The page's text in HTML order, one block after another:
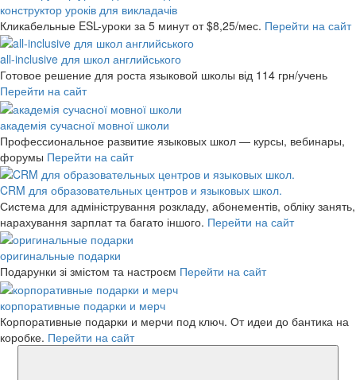
конструктор уроків для викладачів
Кликабельные ESL-уроки за 5 минутот $8,25/мес. Перейти на сайт
all-inclusive для школ английського
Готовое решение для роста языковой школы від 114 грн/учень
Перейти на сайт
академія сучасної мовної школи
Профессиональное развитие языковых школ — курсы, вебинары,
форумы Перейти на сайт
CRM для образовательных центров и языковых школ.
Система для адміністрування розкладу, абонементів, обліку занять,
нарахування зарплат та багато іншого. Перейти на сайт
оригинальные подарки
Подарунки зі змістом та настроєм Перейти на сайт
корпоративные подарки и мерч
Корпоративные подарки и мерчи под ключ. От идеи до бантика на
коробке. Перейти на сайт